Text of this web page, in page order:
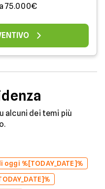
75.000€
alcuni dei temi più
%[TODAY_DATE]%